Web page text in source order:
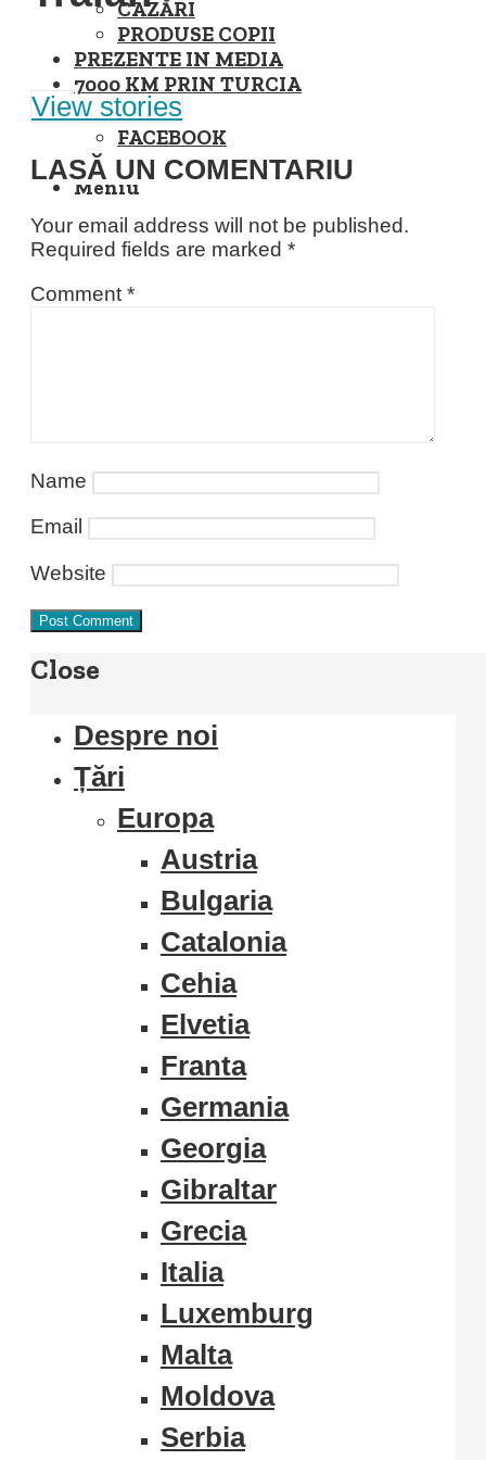
CAZĂRI
PRODUSE COPII
PREZENTE IN MEDIA
7000 KM PRIN TURCIA
FACEBOOK
INSTAGRAM
Meniu
View stories
LASĂ UN COMENTARIU
Your email address will not be published.
Required fields are marked *
Comment *
Name
Email
Website
Close
Despre noi
Țări
Europa
Austria
Bulgaria
Catalonia
Cehia
Elvetia
Franta
Germania
Georgia
Gibraltar
Grecia
Italia
Luxemburg
Malta
Moldova
Serbia